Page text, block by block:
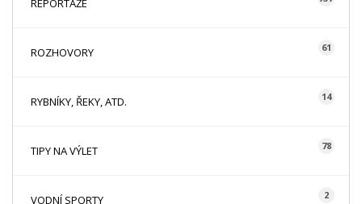
REPORTÁŽE
ROZHOVORY 61
RYBNÍKY, ŘEKY, ATD. 14
TIPY NA VÝLET 78
VODNÍ SPORTY 2